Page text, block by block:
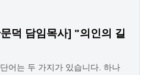
덕 담임목사] "의인의 길
어는 두 가지가 있습니다. 하나